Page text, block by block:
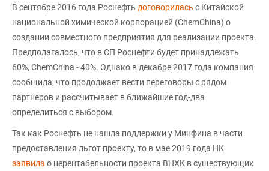
В сентябре 2016 года Роснефть договорилась с Китайской
национальной химической корпорацией (ChemChina) о
создании совместного предприятия для реализации проекта.
Предполагалось, что в СП Роснефти будет принадлежать
60%, ChemChina - 40%. Однако в декабре 2017 года компания
сообщила, что продолжает вести переговоры с рядом
партнеров и рассчитывает в ближайшие год-два
определиться с выбором.
Так как Роснефть не нашла поддержки у Минфина в части
предоставления льгот проекту, то в мае 2019 года НК
заявила о нерентабельности проекта ВНХК в существующих